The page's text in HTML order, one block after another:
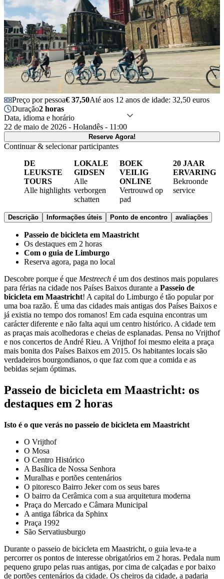
Preço por pessoa€ 37,50Até aos 12 anos de idade: 32,50 euros
Duração2 horas
Data, idioma e horário
22 de maio de 2026 - Holandês - 11:00
Reserve Agora!
Continuar & selecionar participantes
DE
LEUKSTE
TOURS
Alle highlights
LOKALE
GIDSEN
Alle
verborgen
schatten
BOEK
VEILIG
ONLINE
Vertrouwd op
pad
20 JAAR
ERVARING
Bekroonde
service
Descrição Informações úteis Ponto de encontro avaliações
Passeio de bicicleta em Maastricht
Os destaques em 2 horas
Com o guia de Limburgo
Reserva agora, paga no local
Descobre porque é que Mestreech é um dos destinos mais populares
para férias na cidade nos Países Baixos durante a Passeio de
bicicleta em Maastricht! A capital do Limburgo é tão popular por
uma boa razão. É uma das cidades mais antigas dos Países Baixos e
já existia no tempo dos romanos! Em cada esquina encontras um
carácter diferente e não falta aqui um centro histórico. A cidade tem
as praças mais acolhedoras e cheias de esplanadas. Pensa no Vrijthof
e nos concertos de André Rieu. A Vrijthof foi mesmo eleita a praça
mais bonita dos Países Baixos em 2015. Os habitantes locais são
verdadeiros bourgondianos, o que faz com que a comida e as
bebidas sejam óptimas.
Passeio de bicicleta em Maastricht: os
destaques em 2 horas
Isto é o que verás no passeio de bicicleta em Maastricht
O Vrijthof
O Mosa
O Centro Histórico
A Basílica de Nossa Senhora
Muralhas e portões centenários
O pitoresco Bairro Jeker com os seus bares
O bairro da Cerâmica com a sua arquitetura moderna
Praça do Mercado e Câmara Municipal
A antiga fábrica da Sphinx
Praça 1992
São Servatiusburgo
Durante o passeio de bicicleta em Maastricht, o guia leva-te a
percorrer os pontos de interesse obrigatórios em 2 horas. Pedala num
pequeno grupo pelas ruas antigas, por cima de calçadas e por baixo
de portões centenários da cidade. Os cheiros da cidade, a padaria